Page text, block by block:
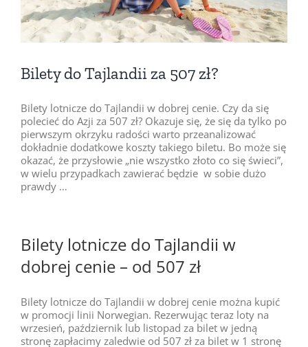
Bilety do Tajlandii za 507 zł?
Bilety lotnicze do Tajlandii w dobrej cenie. Czy da się
polecieć do Azji za 507 zł? Okazuje się, że się da tylko po
pierwszym okrzyku radości warto przeanalizować
dokładnie dodatkowe koszty takiego biletu. Bo może się
okazać, że przysłowie „nie wszystko złoto co się świeci”,
w wielu przypadkach zawierać będzie w sobie dużo
prawdy …
Bilety lotnicze do Tajlandii w
dobrej cenie – od 507 zł
Bilety lotnicze do Tajlandii w dobrej cenie można kupić
w promocji linii Norwegian. Rezerwując teraz loty na
wrzesień, październik lub listopad za bilet w jedną
stronę zapłacimy zaledwie od 507 zł za bilet w 1 stronę